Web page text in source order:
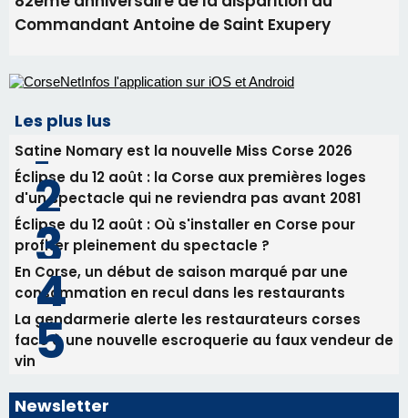
Éclipse du 12 août : la Corse aux premières loges
d'un spectacle qui ne reviendra pas avant 2081
profiter pleinement du spectacle ?
consommation en recul dans les restaurants
La gendarmerie alerte les restaurateurs corses
face à une nouvelle escroquerie au faux vendeur de
vin
Newsletter
Inscrivez-vous à la newsletter de CNI et recevez par
email les infos les plus importantes et une sélection de
nos meilleurs articles